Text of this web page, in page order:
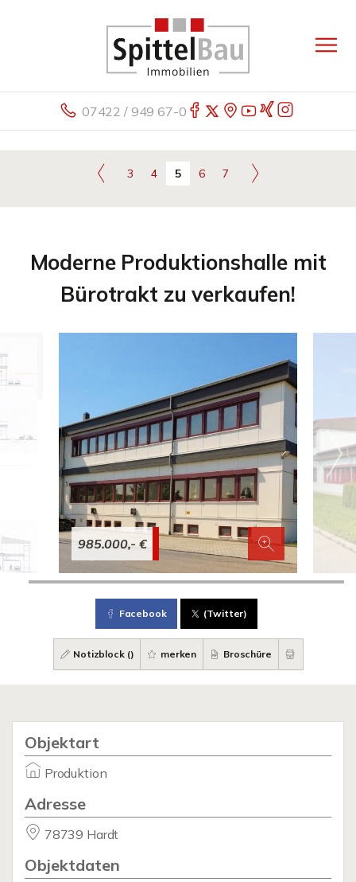
07422 / 949 67-0
3 4 5 6 7
Moderne Produktionshalle mit
Bürotrakt zu verkaufen!
985.000,- €
Facebook (Twitter)
Notizblock () merken Broschüre
Objektart
Produktion
Adresse
78739 Hardt
Objektdaten